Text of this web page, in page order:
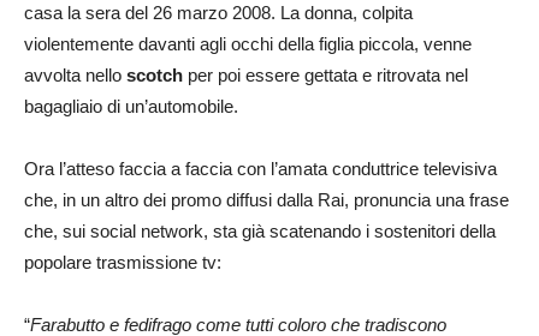
casa la sera del 26 marzo 2008. La donna, colpita
violentemente davanti agli occhi della figlia piccola, venne
avvolta nello scotch per poi essere gettata e ritrovata nel
bagagliaio di un’automobile.
Ora l’atteso faccia a faccia con l’amata conduttrice televisiva
che, in un altro dei promo diffusi dalla Rai, pronuncia una frase
che, sui social network, sta già scatenando i sostenitori della
popolare trasmissione tv:
“Farabutto e fedifrago come tutti coloro che tradiscono